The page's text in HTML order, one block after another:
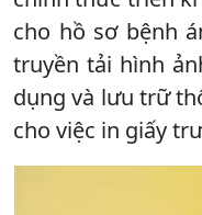
cho hồ sơ bệnh
truyền tải hình
dụng và lưu trữ
cho việc in giấy